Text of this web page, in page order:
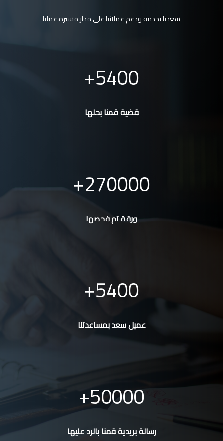
سعدنا بخدمة ودعم عملائنا على مدار مسيرة عملنا
5400
قضية قمنا بحلها
270000
ورقة تم فحصها
5400
عميل سعد بمساعدتنا
50000
رسالة بريدية قمنا بالرد عليها